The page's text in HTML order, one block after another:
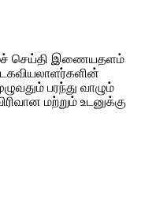
செய்தி இணையதளம்
பரந்து வாழும்
மற்றும் உடனுக்கு